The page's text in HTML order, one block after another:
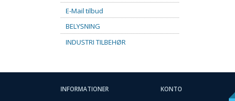
E-Mail tilbud
BELYSNING
INDUSTRI TILBEHØR
INFORMATIONER KONTO